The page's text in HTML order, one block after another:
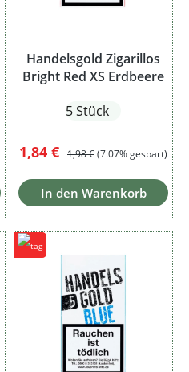
Handelsgold Zigarillos
Bright Red XS Erdbeere
5 Stück
Verkaufspreis:
1,84 € Regulärer Preis:
1,98 €(7.07% gespart)
In den Warenkorb